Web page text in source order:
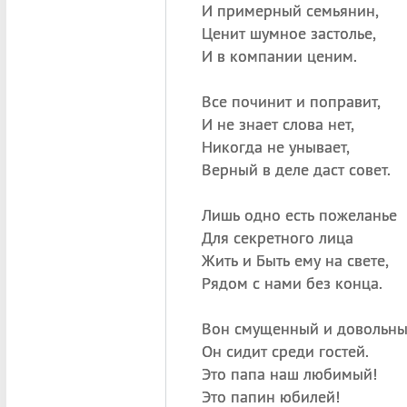
И примерный семьянин,
Ценит шумное застолье,
И в компании ценим.
Все починит и поправит,
И не знает слова нет,
Никогда не унывает,
Верный в деле даст совет.
Лишь одно есть пожеланье
Для секретного лица
Жить и Быть ему на свете,
Рядом с нами без конца.
Вон смущенный и
Он сидит среди гостей.
Это папа наш любимый!
Это папин юбилей!